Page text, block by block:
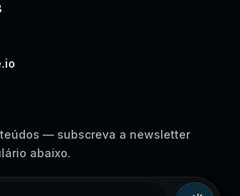
— subscreva a newsletter
abaixo.